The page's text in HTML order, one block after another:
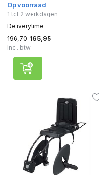
Op voorraad
1 tot 2 werkdagen
Deliverytime
196,70 165,95
Incl. btw